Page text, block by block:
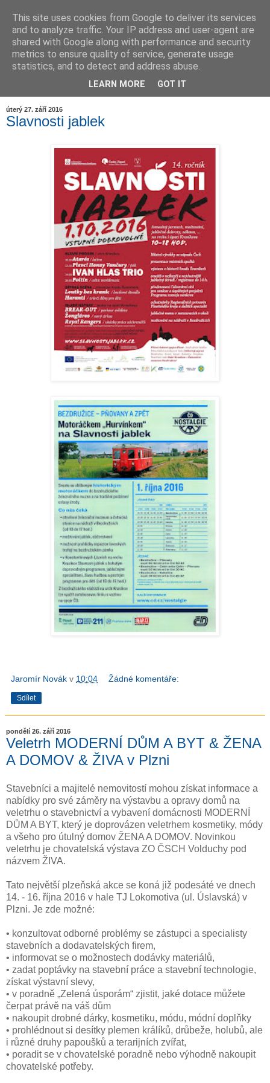
úterý 27. září 2016
Slavnosti jablek
Jaromír Novák v 10:04 Žádné komentáře:
Sdílet
pondělí 26. září 2016
Veletrh MODERNÍ DŮM A BYT & ŽENA
A DOMOV & ŽIVA v Plzni
Stavebníci a majitelé nemovitostí mohou získat informace a
nabídky pro své záměry na výstavbu a opravy domů na
veletrhu o stavebnictví a vybavení domácnosti MODERNÍ
DŮM A BYT, který je doprovázen veletrhem kosmetiky, módy
a všeho pro útulný domov ŽENA A DOMOV. Novinkou
veletrhu je chovatelská výstava ZO ČSCH Volduchy pod
názvem ŽIVA.
Tato největší plzeňská akce se koná již podesáté ve dnech
14. - 16. října 2016 v hale TJ Lokomotiva (ul. Úslavská) v
Plzni. Je zde možné:
• konzultovat odborné problémy se zástupci a specialisty
stavebních a dodavatelských firem,
• informovat se o možnostech dodávky materiálů,
• zadat poptávky na stavební práce a stavební technologie,
získat výstavní slevy,
• v poradně „Zelená úsporám“ zjistit, jaké dotace můžete
čerpat právě na váš dům
• nakoupit drobné dárky, kosmetiku, módu, módní doplňky
• prohlédnout si desítky plemen králíků, drůbeže, holubů, ale
i různé druhy papoušků a terarijních zvířat,
• poradit se v chovatelské poradně nebo výhodně nakoupit
chovatelské potřeby.
This site uses cookies from Google to deliver its services
and to analyze traffic. Your IP address and user-agent are
shared with Google along with performance and security
metrics to ensure quality of service, generate usage
statistics, and to detect and address abuse.
LEARN MORE GOT IT